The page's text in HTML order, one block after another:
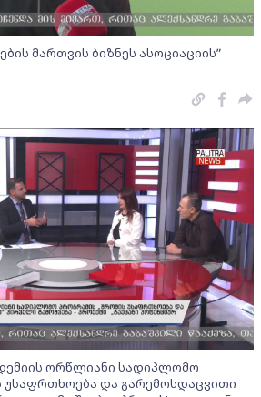
მართვის ბიზნეს ასოციაციის”
ორწლიანი სადიპლომო
უსაფრთხოება და გარემოსდაცვითი